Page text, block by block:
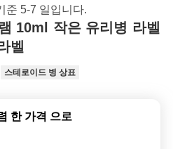
준 5-7 일입니다.
10ml 작은 유리병 라벨
벨
스테로이드 병 상표
한 가격 으로